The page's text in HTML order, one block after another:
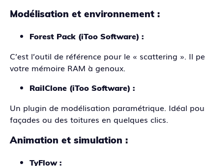
Modélisation et environnement :
Forest Pack (iToo Software) :
C’est l’outil de référence pour le « scattering ». Il
votre mémoire RAM à genoux.
RailClone (iToo Software) :
Un plugin de modélisation paramétrique. Idéal
façades ou des toitures en quelques clics.
Animation et simulation :
TyFlow :